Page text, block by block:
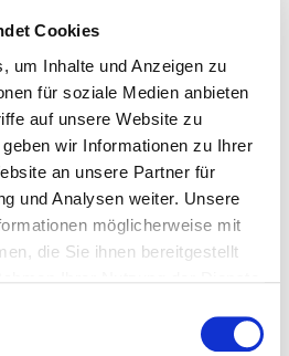
Cookies
um Inhalte und Anzeigen zu
für soziale Medien anbieten
auf unsere Website zu
wir Informationen zu Ihrer
an unsere Partner für
und Analysen weiter. Unsere
möglicherweise mit
die Sie ihnen bereitgestellt